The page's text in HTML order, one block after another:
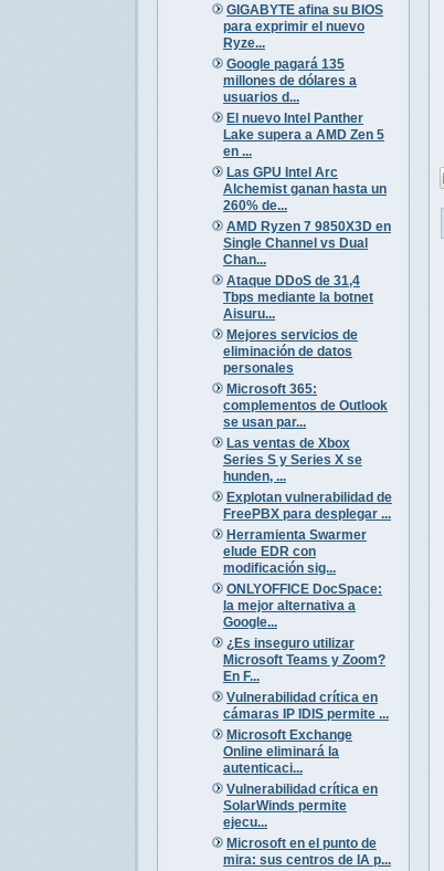
GIGABYTE afina su BIOS
para exprimir el nuevo
Ryze...
Google pagará 135
millones de dólares a
usuarios d...
El nuevo Intel Panther
Lake supera a AMD Zen 5
en ...
Las GPU Intel Arc
Alchemist ganan hasta un
260% de...
AMD Ryzen 7 9850X3D en
Single Channel vs Dual
Chan...
Ataque DDoS de 31,4
Tbps mediante la botnet
Aisuru...
Mejores servicios de
eliminación de datos
personales
Microsoft 365:
complementos de Outlook
se usan par...
Las ventas de Xbox
Series S y Series X se
hunden, ...
Explotan vulnerabilidad de
FreePBX para desplegar ...
Herramienta Swarmer
elude EDR con
modificación sig...
ONLYOFFICE DocSpace:
la mejor alternativa a
Google...
¿Es inseguro utilizar
Microsoft Teams y Zoom?
En F...
Vulnerabilidad crítica en
cámaras IP IDIS permite ...
Microsoft Exchange
Online eliminará la
autenticaci...
Vulnerabilidad crítica en
SolarWinds permite
ejecu...
Microsoft en el punto de
mira: sus centros de IA p...